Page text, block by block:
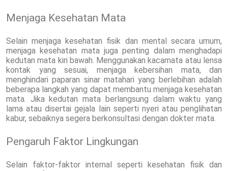
Menjaga Kesehatan Mata
Selain menjaga kesehatan fisik dan mental secara umum,
menjaga kesehatan mata juga penting dalam menghadapi
kedutan mata kiri bawah. Menggunakan kacamata atau lensa
kontak yang sesuai, menjaga kebersihan mata, dan
menghindari paparan sinar matahari yang berlebihan adalah
beberapa langkah yang dapat membantu menjaga kesehatan
mata. Jika kedutan mata berlangsung dalam waktu yang
lama atau disertai gejala lain seperti nyeri atau penglihatan
kabur, sebaiknya segera berkonsultasi dengan dokter mata.
Pengaruh Faktor Lingkungan
Selain faktor-faktor internal seperti kesehatan fisik dan